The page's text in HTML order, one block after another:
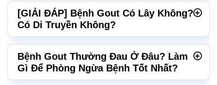
[GIẢI ĐÁP] Bệnh Gout Có Lây Không?
Có Di Truyền Không?
Bệnh Gout Thường Đau Ở Đâu? Làm
Gì Để Phòng Ngừa Bệnh Tốt Nhất?